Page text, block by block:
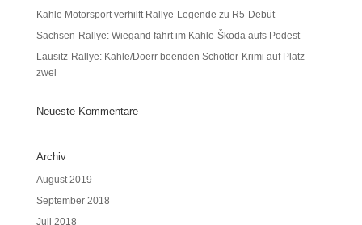
Kahle Motorsport verhilft Rallye-Legende zu R5-Debüt
Sachsen-Rallye: Wiegand fährt im Kahle-Škoda aufs Podest
Lausitz-Rallye: Kahle/Doerr beenden Schotter-Krimi auf Platz
zwei
Neueste Kommentare
Archiv
August 2019
September 2018
Juli 2018